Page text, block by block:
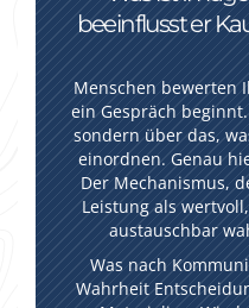
beeinflusst er
Menschen bewerten
ein Gespräch
sondern über das,
einordnen. Genau
Der Mechanismus,
Leistung als
austauschbar
Was nach
Wahrheit